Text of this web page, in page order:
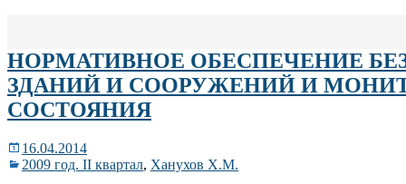
НОРМАТИВНОЕ ОБЕСПЕЧЕНИЕ
ЗДАНИЙ И СООРУЖЕНИЙ И
СОСТОЯНИЯ
16.04.2014
2009 год. II квартал, Ханухов Х.М.